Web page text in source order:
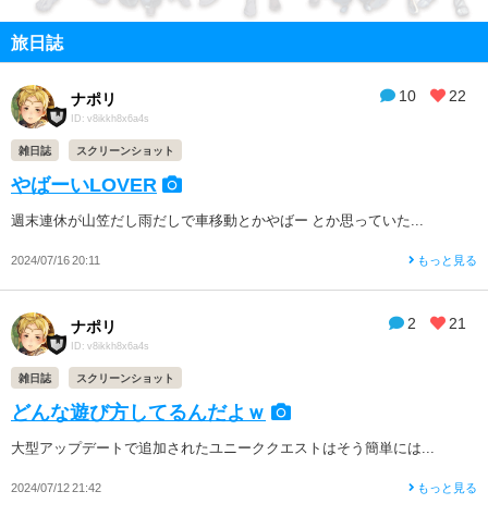
旅日誌
10 22
ナポリ
ID: v8ikkh8x6a4s
雑日誌 スクリーンショット
やばーいLOVER
週末連休が山笠だし雨だしで車移動とかやばー とか思っていた...
2024/07/16 20:11 もっと見る
2 21
ナポリ
ID: v8ikkh8x6a4s
雑日誌 スクリーンショット
どんな遊び方してるんだよｗ
大型アップデートで追加されたユニーククエストはそう簡単には...
2024/07/12 21:42 もっと見る